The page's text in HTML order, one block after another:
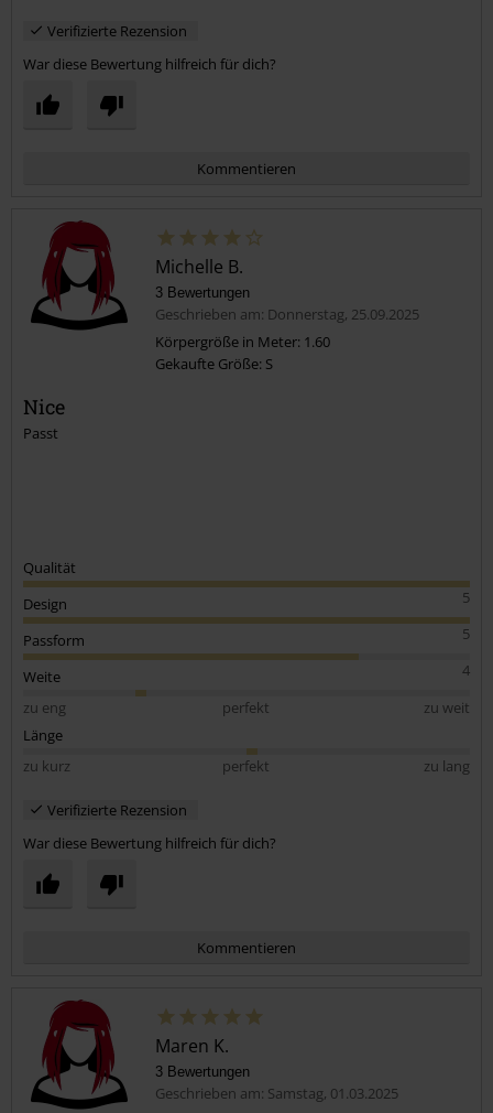
Verifizierte Rezension
War diese Bewertung hilfreich für dich?
Kommentieren
Kommentar jetzt abschicken!
Michelle B.
3 Bewertungen
Geschrieben am: Donnerstag, 25.09.2025
Körpergröße in Meter: 1.60
Gekaufte Größe: S
Nice
Passt
Qualität
5
Design
5
Passform
4
Weite
zu eng
perfekt
zu weit
Länge
zu kurz
perfekt zu lang
Verifizierte Rezension
War diese Bewertung hilfreich für dich?
Kommentieren
Maren K.
3 Bewertungen
Geschrieben am: Samstag, 01.03.2025